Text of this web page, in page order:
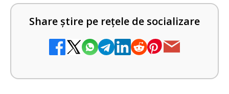
Share știre pe rețele de socializare